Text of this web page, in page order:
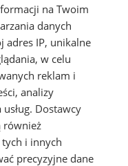
na Twoim
danych
adres IP, unikalne
w celu
reklam i
analizy
Dostawcy
również
i innych
precyzyjne dane